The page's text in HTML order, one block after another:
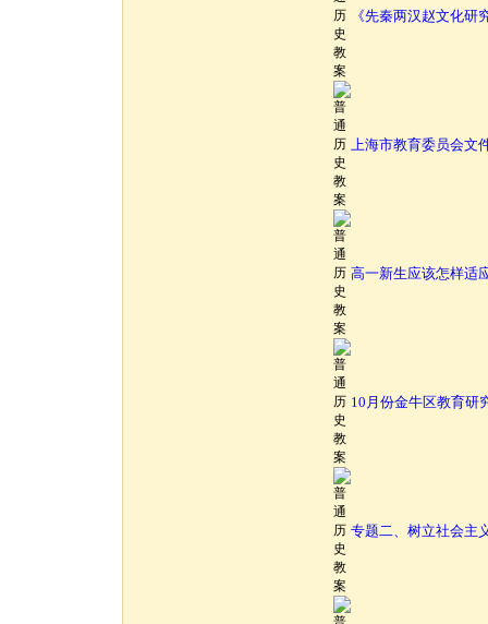
《先秦两汉赵文化研
上海市教育委员会文
高一新生应该怎样适
10月份金牛区教育研
专题二、树立社会主